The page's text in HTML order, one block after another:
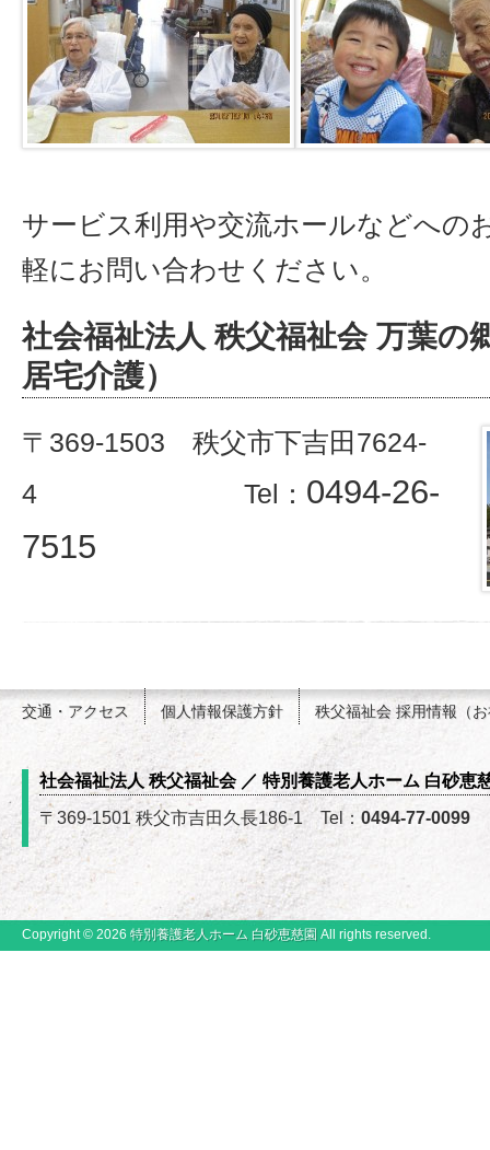
サービス利用や交流ホールなどへの
軽にお問い合わせください。
社会福祉法人 秩父福祉会 万葉の
居宅介護）
〒369-1503 秩父市下吉田7624-
4 Tel： 0494-26-
7515
交通・アクセス 個人情報保護方針 秩父福祉会 採用情報（
社会福祉法人 秩父福祉会 ／ 特別養護老人ホーム 白砂恵
〒369-1501 秩父市吉田久長186-1 Tel： 0494-77-0099
Copyright © 2026 特別養護老人ホーム 白砂恵慈園 All rights reserved.